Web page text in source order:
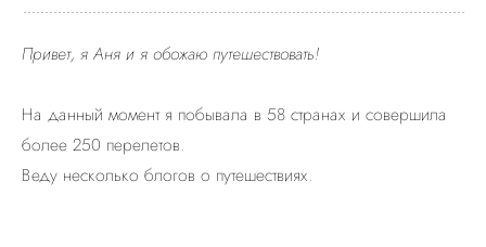
Привет, я Аня и я обожаю путешествовать!
На данный момент я побывала в 58 странах и совершила
более 250 перелетов.
Веду несколько блогов о путешествиях.